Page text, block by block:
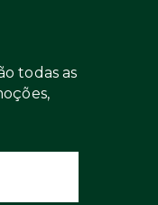
todas as